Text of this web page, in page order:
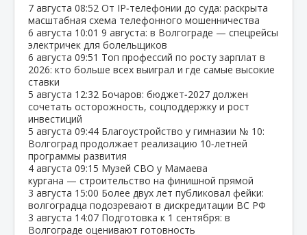
7 августа 08:52 От IP‑телефонии до суда: раскрыта
масштабная схема телефонного мошенничества
6 августа 10:01 9 августа: в Волгограде — спецрейсы
электричек для болельщиков
6 августа 09:51 Топ профессий по росту зарплат в
2026: кто больше всех выиграл и где самые высокие
ставки
5 августа 12:32 Бочаров: бюджет‑2027 должен
сочетать осторожность, соцподдержку и рост
инвестиций
5 августа 09:44 Благоустройство у гимназии № 10:
Волгоград продолжает реализацию 10‑летней
программы развития
4 августа 09:15 Музей СВО у Мамаева
кургана — строительство на финишной прямой
3 августа 15:00 Более двух лет публиковал фейки:
волгоградца подозревают в дискредитации ВС РФ
3 августа 14:07 Подготовка к 1 сентября: в
Волгограде оценивают готовность